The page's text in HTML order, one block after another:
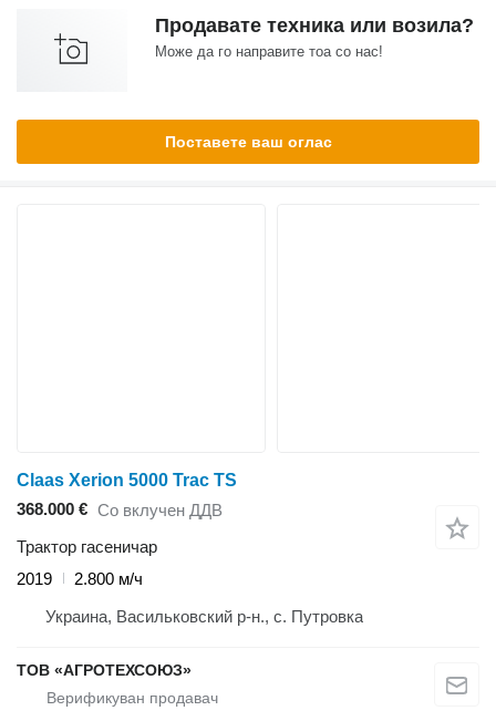
Продавате техника или возила?
Може да го направите тоа со нас!
Поставете ваш оглас
Claas Xerion 5000 Trac TS
368.000 € Со вклучен ДДВ
Трактор гасеничар
2019
2.800 м/ч
Украина, Васильковский р-н., с. Путровка
ТОВ «АГРОТЕХСОЮЗ»